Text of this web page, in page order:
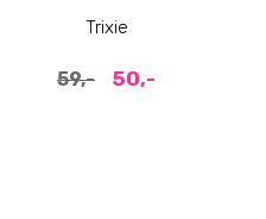
Trixie
59,- 50,-